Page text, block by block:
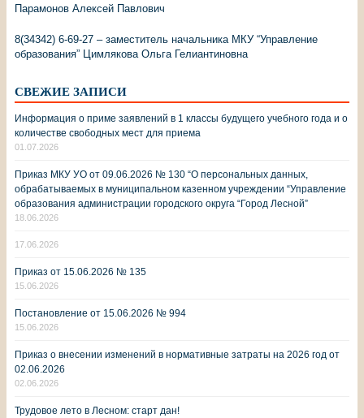
Парамонов Алексей Павлович
8(34342) 6-69-27 – заместитель начальника МКУ “Управление
образования” Цимлякова Ольга Гелиантиновна
СВЕЖИЕ ЗАПИСИ
Информация о приме заявлений в 1 классы будущего учебного года и о
количестве свободных мест для приема
01.07.2026
Приказ МКУ УО от 09.06.2026 № 130 “О персональных данных,
обрабатываемых в муниципальном казенном учреждении “Управление
образования администрации городского округа “Город Лесной”
18.06.2026
17.06.2026
Приказ от 15.06.2026 № 135
15.06.2026
Постановление от 15.06.2026 № 994
15.06.2026
Приказ о внесении изменений в нормативные затраты на 2026 год от
02.06.2026
02.06.2026
Трудовое лето в Лесном: старт дан!